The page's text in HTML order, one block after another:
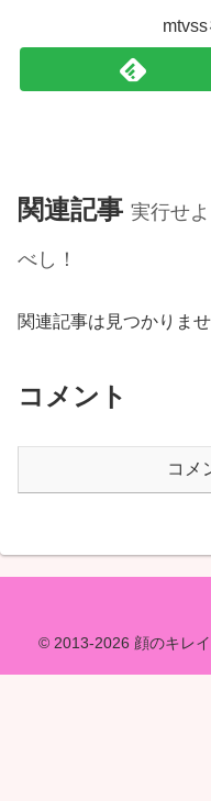
関連記事 実行せ
べし！
関連記事は見つかりませ
コメント
コメ
© 2013-2026 顔のキレ